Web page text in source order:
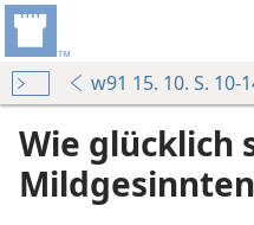
w91 15. 10. S. 10-
Wie glücklich